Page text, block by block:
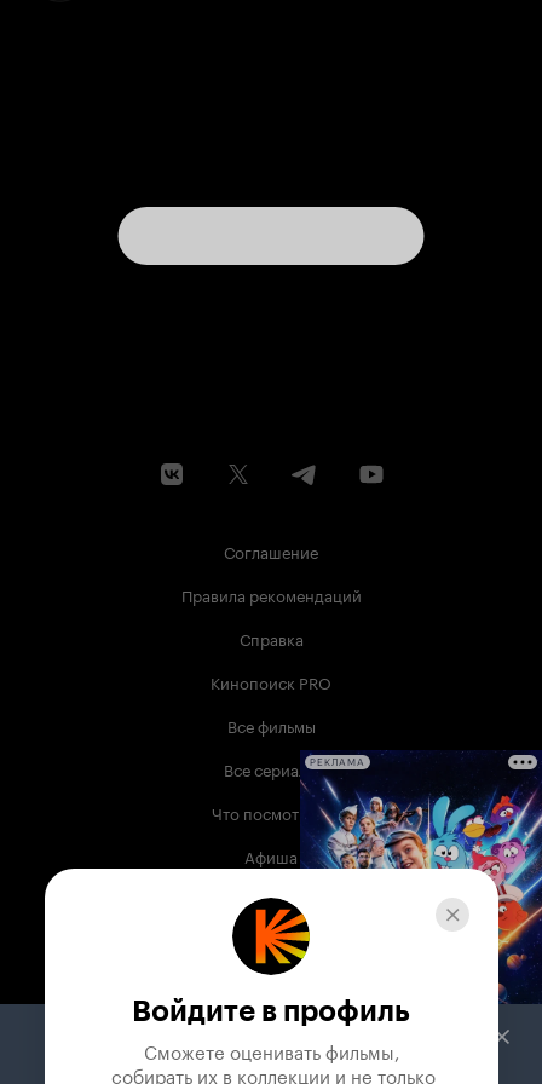
Соглашение
Правила рекомендаций
Справка
Кинопоиск PRO
Все фильмы
Все сериалы
Что посмотреть
Афиша
Музыка
Телепрограмма
Служба поддержки
РЕКЛАМА
Войдите в профиль
Сможете оценивать фильмы,
собирать их в коллекции и не только